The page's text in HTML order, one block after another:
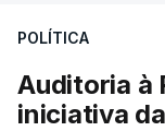
apreendido
POLÍTICA
Auditoria à
iniciativa